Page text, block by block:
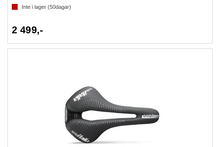
Inte i lager (50dagar)
2 499,-